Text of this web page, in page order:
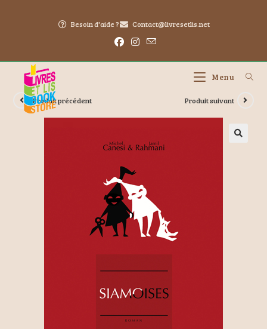
Besoin d'aide ? Contact@livresetlis.net
Menu
Produit précédent Produit suivant